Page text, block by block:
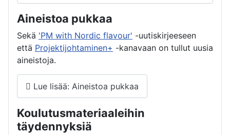
Aineistoa pukkaa
Sekä 'PM with Nordic flavour' -uutiskirjeeseen
että Projektijohtaminen+ -kanavaan on tullut uusia
aineistoja.
Lue lisää: Aineistoa pukkaa
Koulutusmateriaaleihin
täydennyksiä